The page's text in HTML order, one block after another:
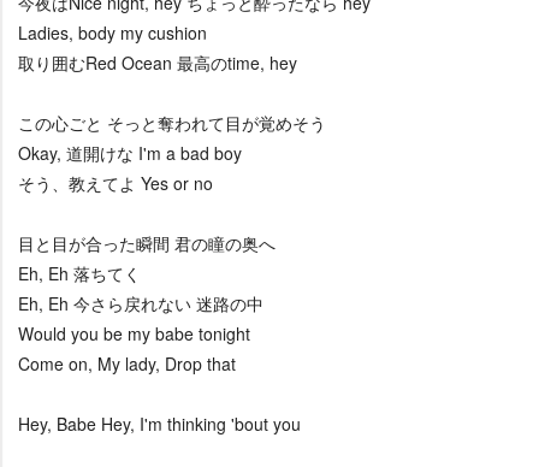
Ladies, body my cushion
取り囲むRed Ocean 最高のtime, hey
この心ごと そっと奪われて目が覚めそう
Okay, 道開けな I'm a bad boy
そう、教えてよ Yes or no
目と目が合った瞬間 君の瞳の奥へ
Eh, Eh 落ちてく
Eh, Eh 今さら戻れない 迷路の中
Would you be my babe tonight
Come on, My lady, Drop that
Hey, Babe Hey, I'm thinking 'bout you